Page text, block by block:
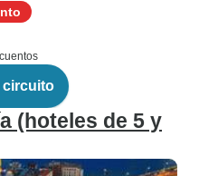
circuito
(hoteles de 5 y